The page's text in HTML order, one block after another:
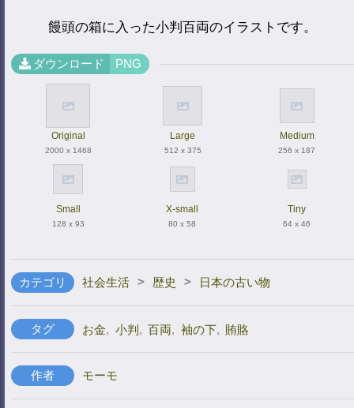
饅頭の箱に入った小判百両のイラストです。
ダウンロード PNG
Original
2000 x 1468
Large
512 x 375
Medium
256 x 187
Small
128 x 93
X-small
80 x 58
Tiny
64 x 46
カテゴリ 社会生活 > 歴史 > 日本の古い物
タグ お金, 小判 , 百両, 袖の下, 賄賂
作者 モーモ